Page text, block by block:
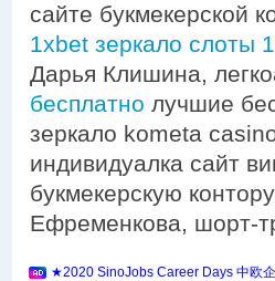
сайте букмекерской
1xbet зеркало слоты
Дарья Клишина,
бесплатно лучшие
зеркало kometa
индивидуалка сайт
букмекерскую
Ефременкова, шорт-
★2020 SinoJobs Career Days 中欧